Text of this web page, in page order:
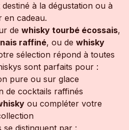
destiné à la dégustation ou à
en cadeau.
de whisky tourbé écossais,
raffiné, ou de whisky
sélection répond à toutes
sont parfaits pour :
pure ou sur glace
de cocktails raffinés
ou compléter votre